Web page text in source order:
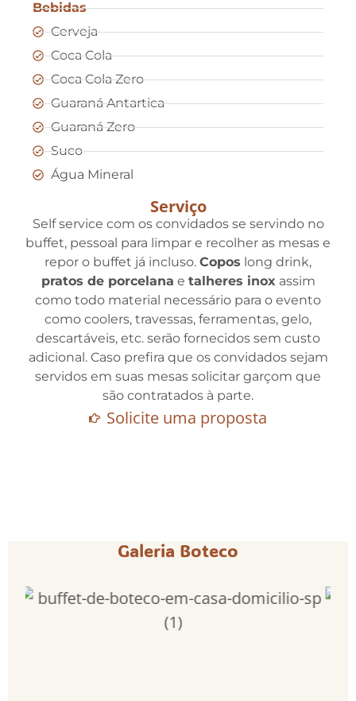
Bebidas
Cerveja
Coca Cola
Coca Cola Zero
Guaraná Antartica
Guaraná Zero
Suco
Água Mineral
Serviço
Self service com os convidados se servindo no
buffet, pessoal para limpar e recolher as mesas e
repor o buffet já incluso. Copos long drink,
pratos de porcelana e talheres inox assim
como todo material necessário para o evento
como coolers, travessas, ferramentas, gelo,
descartáveis, etc. serão fornecidos sem custo
adicional. Caso prefira que os convidados sejam
servidos em suas mesas solicitar garçom que
são contratados à parte.
Solicite uma proposta
Galeria Boteco